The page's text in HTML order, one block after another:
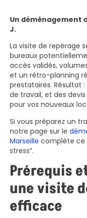
Un déménagement
J.
La visite de repérage
bureaux
accès validés,
et un rétro-planning
prestataires. Résultat
de travail, et des
pour vos nouveaux
Si vous préparez un
notre page sur le
Marseille complète ce
stress”.
Prérequis
une visite
efficace